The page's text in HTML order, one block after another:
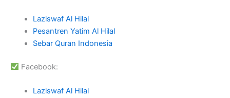
Laziswaf Al Hilal
Pesantren Yatim Al Hilal
Sebar Quran Indonesia
Facebook:
Laziswaf Al Hilal